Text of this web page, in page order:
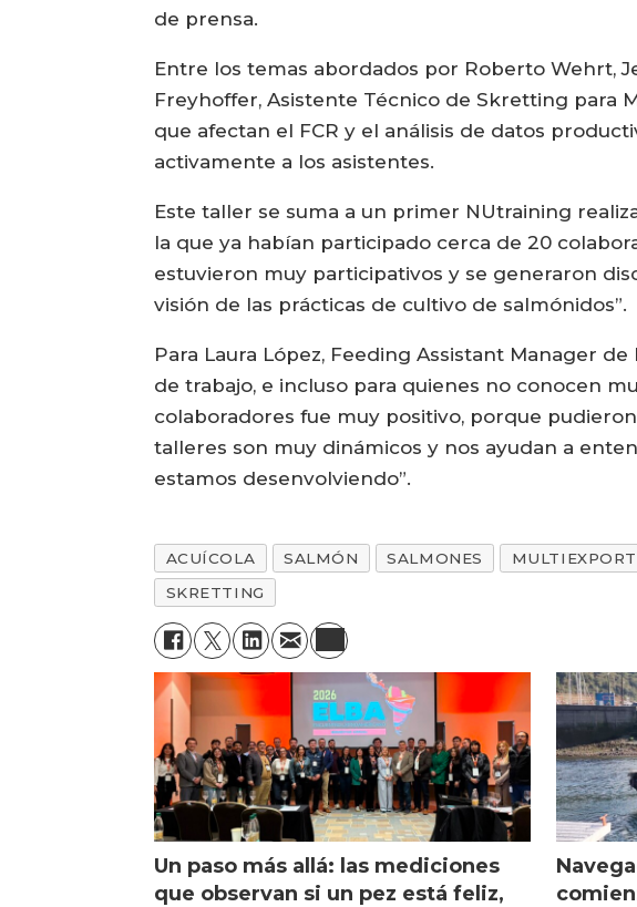
de prensa.
Entre los temas abordados por Roberto Wehrt,
Freyhoffer, Asistente Técnico de Skretting para
que afectan el FCR y el análisis de datos
activamente a los asistentes.
Este taller se suma a un primer NUtraining
la que ya habían participado cerca de 20
estuvieron muy participativos y se generaron
visión de las prácticas de cultivo de salmónidos”.
Para Laura López, Feeding Assistant Manager
de trabajo, e incluso para quienes no conocen
colaboradores fue muy positivo, porque
talleres son muy dinámicos y nos ayudan a
estamos desenvolviendo”.
ACUÍCOLA SALMÓN SALMONES MULTIEXPORT
SKRETTING
Un paso más allá: las mediciones
que observan si un pez está feliz,